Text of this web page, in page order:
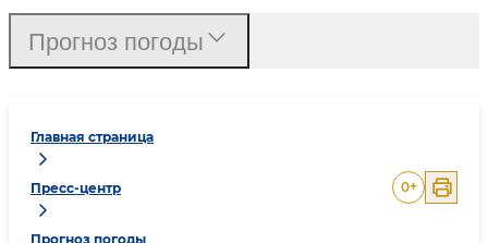
Главная страница
Пресс-центр
Прогноз погоды
0+
Прогноз погоды